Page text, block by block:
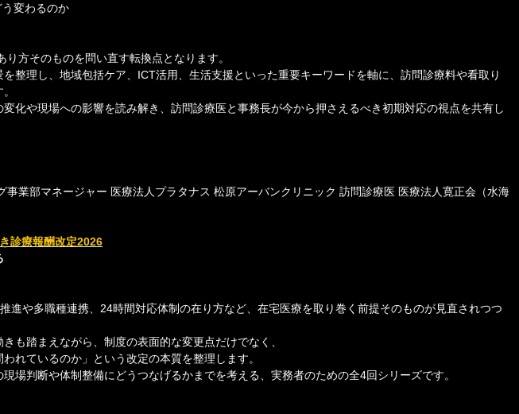
変わるのか
方そのものを問い直す転換点となります。
整理し、地域包括ケア、ICT活用、生活支援といった重要キーワードを軸に、訪問診療料や看取り
化や現場への影響を読み解き、訪問診療医と事務長が今から押さえるべき初期対応の視点を共有し
事業部マネージャー 医療法人プラタナス 松原アーバンクリニック 訪問診療医 医療法人寛正会（水海
診療報酬改定2026
進や多職種連携、24時間対応体制の在り方など、在宅医療を取り巻く前提そのものが見直されつつ
も踏まえながら、制度の表面的な変更点だけでなく、
れているのか」という改定の本質を整理します。
場判断や体制整備にどうつなげるかまでを考える、実務者のための全4回シリーズです。